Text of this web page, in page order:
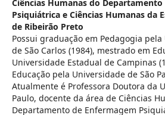
Ciências Humanas do
Psiquiátrica e Ciências Humanas da
de Ribeirão Preto
Possui graduação em Pedagogia
de São Carlos (1984), mestrado em
Universidade Estadual de Campinas
Educação pela Universidade de São
Atualmente é Professora Doutora da
Paulo, docente da área de Ciências
Departamento de Enfermagem